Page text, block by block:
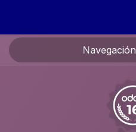
Navegación